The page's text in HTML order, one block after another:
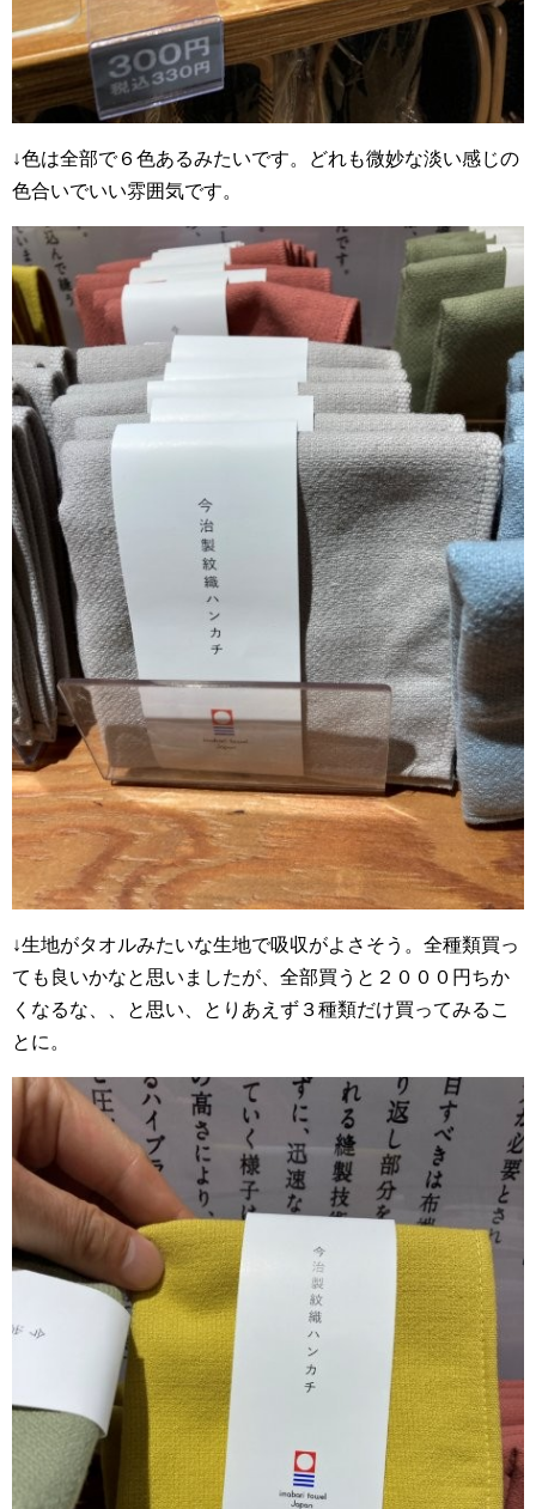
↓色は全部で６色あるみたいです。どれも微妙な淡い感じの
色合いでいい雰囲気です。
↓生地がタオルみたいな生地で吸収がよさそう。全種類買っ
ても良いかなと思いましたが、全部買うと２０００円ちか
くなるな、、と思い、とりあえず３種類だけ買ってみるこ
とに。